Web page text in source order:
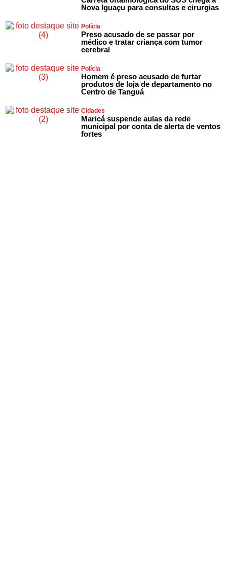
Nova Iguaçu para consultas e cirurgias
Polícia
Preso acusado de se passar por
médico e tratar criança com tumor
cerebral
Polícia
Homem é preso acusado de furtar
produtos de loja de departamento no
Centro de Tanguá
Cidades
Maricá suspende aulas da rede
municipal por conta de alerta de ventos
fortes